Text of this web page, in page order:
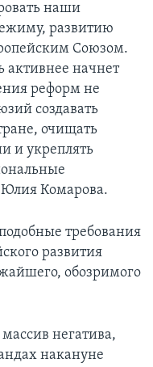
наши
развитию
Союзом.
активнее начнет
реформ не
создавать
очищать
и укреплять
Юлия Комарова.
требования
развития
обозримого
негатива,
накануне